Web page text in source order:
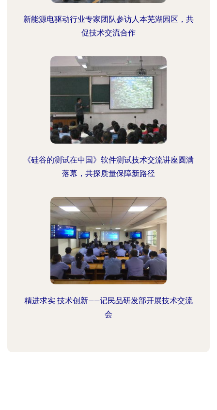
新能源电驱动行业专家团队参访人本芜湖园区，共
促技术交流合作
《硅谷的测试在中国》软件测试技术交流讲座圆满
落幕，共探质量保障新路径
精进求实 技术创新——记民品研发部开展技术交流
会